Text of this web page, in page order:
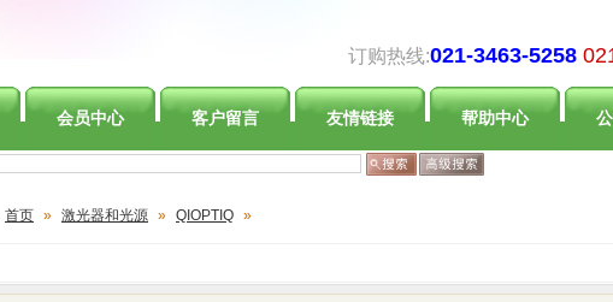
订购热线:021-3463-5258
会员中心 客户留言 友情链接 帮助中心
首页 » 激光器和光源 » QIOPTIQ »